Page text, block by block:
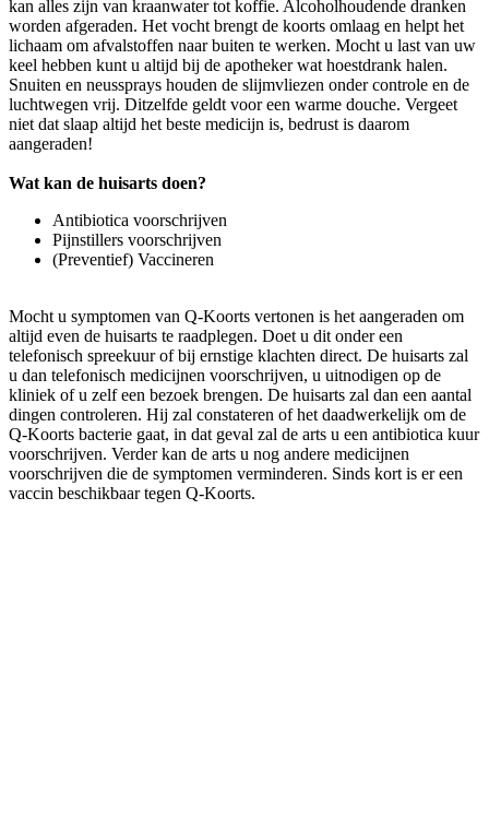
kan alles zijn van kraanwater tot koffie. Alcoholhoudende dranken
worden afgeraden. Het vocht brengt de koorts omlaag en helpt het
lichaam om afvalstoffen naar buiten te werken. Mocht u last van uw
keel hebben kunt u altijd bij de apotheker wat hoestdrank halen.
Snuiten en neussprays houden de slijmvliezen onder controle en de
luchtwegen vrij. Ditzelfde geldt voor een warme douche. Vergeet
niet dat slaap altijd het beste medicijn is, bedrust is daarom
aangeraden!
Wat kan de huisarts doen?
Antibiotica voorschrijven
Pijnstillers voorschrijven
(Preventief) Vaccineren
Mocht u symptomen van Q-Koorts vertonen is het aangeraden om
altijd even de huisarts te raadplegen. Doet u dit onder een
telefonisch spreekuur of bij ernstige klachten direct. De huisarts zal
u dan telefonisch medicijnen voorschrijven, u uitnodigen op de
kliniek of u zelf een bezoek brengen. De huisarts zal dan een aantal
dingen controleren. Hij zal constateren of het daadwerkelijk om de
Q-Koorts bacterie gaat, in dat geval zal de arts u een antibiotica kuur
voorschrijven. Verder kan de arts u nog andere medicijnen
voorschrijven die de symptomen verminderen. Sinds kort is er een
vaccin beschikbaar tegen Q-Koorts.